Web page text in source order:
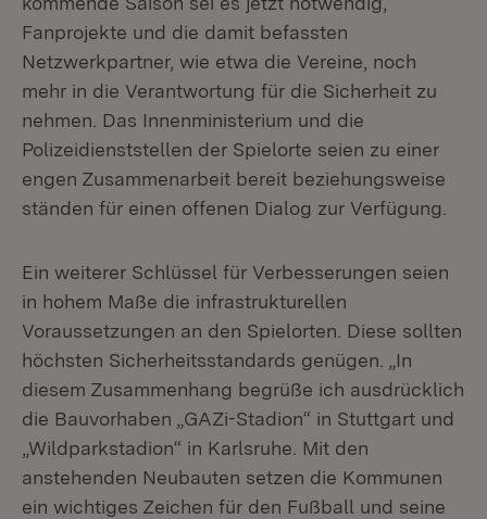
Fanprojekte und die damit befassten
Netzwerkpartner, wie etwa die Vereine, noch
mehr in die Verantwortung für die Sicherheit zu
nehmen. Das Innenministerium und die
Polizeidienststellen der Spielorte seien zu einer
engen Zusammenarbeit bereit beziehungsweise
ständen für einen offenen Dialog zur Verfügung.
Ein weiterer Schlüssel für Verbesserungen seien
in hohem Maße die infrastrukturellen
Voraussetzungen an den Spielorten. Diese sollten
höchsten Sicherheitsstandards genügen. „In
diesem Zusammenhang begrüße ich ausdrücklich
die Bauvorhaben „GAZi-Stadion“ in Stuttgart und
„Wildparkstadion“ in Karlsruhe. Mit den
anstehenden Neubauten setzen die Kommunen
ein wichtiges Zeichen für den Fußball und seine